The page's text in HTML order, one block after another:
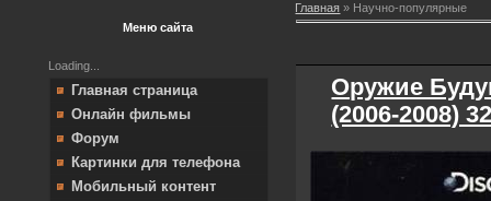
Меню сайта
Loading...
Главная страница
Онлайн фильмы
Форум
Картинки для телефона
Мобильный контент
Главная » Научно-популярные
Оружие
(2006-2008)